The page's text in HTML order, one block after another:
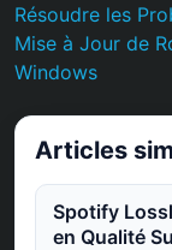
Résoudre les
Mise à Jour de
Windows
Articles
Spotify
en Qualité